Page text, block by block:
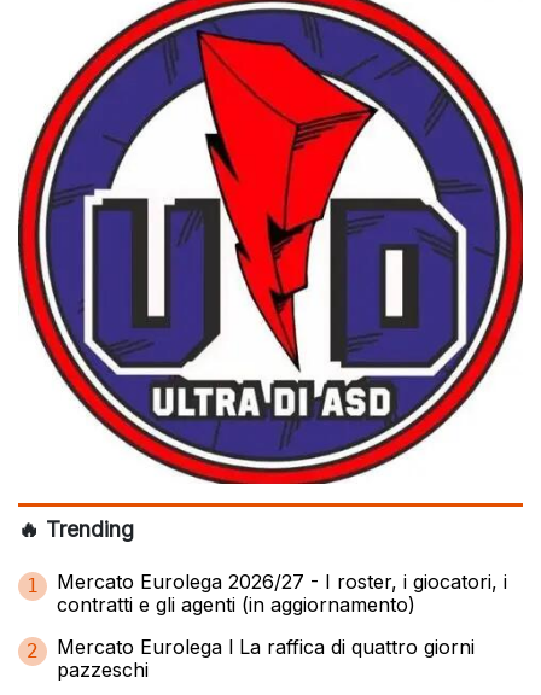
🔥 Trending
1
Mercato Eurolega 2026/27 - I roster, i giocatori, i
contratti e gli agenti (in aggiornamento)
2
Mercato Eurolega l La raffica di quattro giorni
pazzeschi